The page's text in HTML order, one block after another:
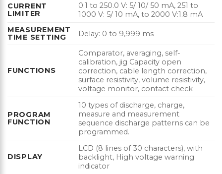
CURRENT
LIMITER
0.1 to 250.0 V: 5/ 10/ 50 mA, 251 to
1000 V: 5/ 10 mA, to 2000 V:1.8 mA
MEASUREMENT
TIME SETTING
Delay: 0 to 9,999 ms
FUNCTIONS
Comparator, averaging, self-
calibration, jig Capacity open
correction, cable length correction,
surface resistivity, volume resistivity,
voltage monitor, contact check
PROGRAM
FUNCTION
10 types of discharge, charge,
measure and measurement
sequence discharge patterns can be
programmed.
DISPLAY
LCD (8 lines of 30 characters), with
backlight, High voltage warning
indicator